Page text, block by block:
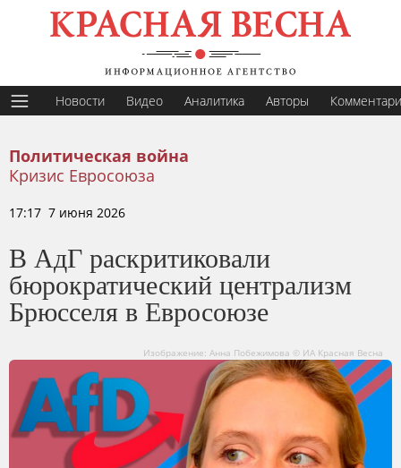
Новости Видео Аналитика Авторы
Политическая война
Кризис Евросоюза
17:17 7 июня 2026
В АдГ раскритиковали
бюрократический централизм
Брюсселя в Евросоюзе
Изображение: Анна Побежимова © ИА Красная Весна